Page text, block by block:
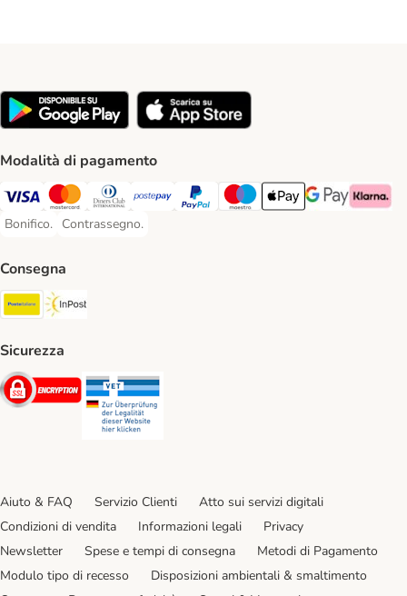
Modalità di pagamento
Visa. Payment Method
Mastercard. Payment Method
Diners Club. Payment Method
Postepay. Payment Method
PayPal. Payment Method
Maestro. Payment Method
Apple pay. Payment
Google Pay
Klarna
Bonifico.
Bonifico. Payment Method
Contrassegno.
Contrassegno. Payment Method
Consegna
Poste Italiane. Shipping Method
Sicurezza
Security
Aiuto & FAQ Servizio Clienti
Atto sui servizi digitali
Condizioni di vendita
Informazioni legali
Privacy
Newsletter
Spese e tempi di consegna
Metodi di Pagamento
Modulo tipo di recesso
Disposizioni ambientali & smaltimento